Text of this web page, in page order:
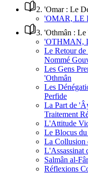
2. 'Omar : Le
'OMAR, LE
3. 'Othmân : Le
'OTHMAN,
Le Retour
Nommé
Les Gens
'Othmân
Les
Perfide
La Part de
Traitement
L'Attitude
Le Blocus du
La Collusion
L'Assassinat
Salmân al-
Réflexions